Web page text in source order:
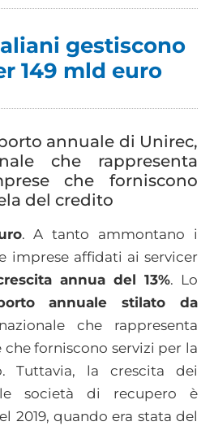
gestiscono
149 mld euro
annuale di Unirec,
che rappresenta
che forniscono
del credito
. A tanto ammontano i
imprese affidati ai servicer
annua del 13%. Lo
annuale stilato da
che rappresenta
che forniscono servizi per la
Tuttavia, la crescita dei
società di recupero è
2019, quando era stata del